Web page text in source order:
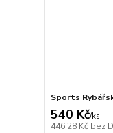
Sports
540 Kč/ks
446,28 Kč bez